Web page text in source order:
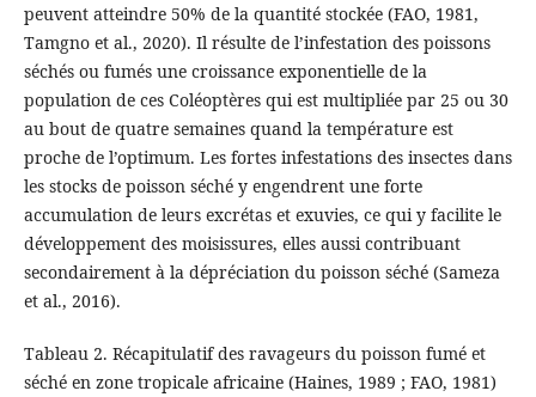
peuvent atteindre 50% de la quantité stockée (FAO, 1981,
Tamgno et al., 2020). Il résulte de l’infestation des poissons
séchés ou fumés une croissance exponentielle de la
population de ces Coléoptères qui est multipliée par 25 ou 30
au bout de quatre semaines quand la température est
proche de l’optimum. Les fortes infestations des insectes dans
les stocks de poisson séché y engendrent une forte
accumulation de leurs excrétas et exuvies, ce qui y facilite le
développement des moisissures, elles aussi contribuant
secondairement à la dépréciation du poisson séché (Sameza
et al., 2016).
Tableau 2. Récapitulatif des ravageurs du poisson fumé et
séché en zone tropicale africaine (Haines, 1989 ; FAO, 1981)